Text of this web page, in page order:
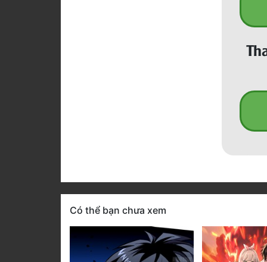
Có thể bạn chưa xem